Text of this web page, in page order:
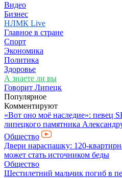
Видео
Бизнес
НЛМК Live
Главное в стране
Спорт
Экономика
Политика
Здоровье
А знаете ли вы
Говорит Липецк
Популярное
Комментируют
«Вот оно моё наследие»: певец
липецкого памятника
Общество
Двери нараспашку: 120-
может стать источником беды
Общество
Шестилетний мальчик погиб в